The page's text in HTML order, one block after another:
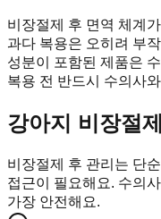
비장절제 후 면역 체계
과다 복용은 오히려 부
성분이 포함된 제품은
복용 전 반드시 수의사
강아지 비장절
비장절제 후 관리는 단
접근이 필요해요. 수의
가장 안전해요.